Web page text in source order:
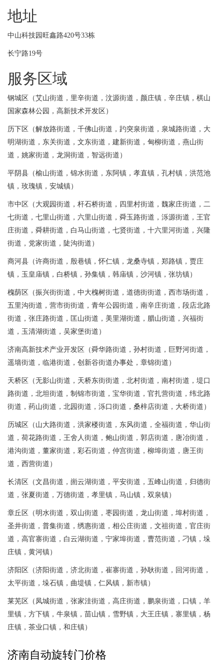
地址
中山科技园旺鑫路420号33栋
长宁路19号
服务区域
钢城区（艾山街道，里辛街道，汶源街道，颜庄镇，辛庄镇，棋山
国家森林公园，高新技术开发区）
历下区（解放路街道，千佛山街道，趵突泉街道，泉城路街道，大
明湖街道，东关街道，文东街道，建新街道，甸柳街道，燕山街
道，姚家街道，龙洞街道，智远街道）
平阴县（榆山街道，锦水街道，东阿镇，孝直镇，孔村镇，洪范池
镇，玫瑰镇，安城镇）
市中区（大观园街道，杆石桥街道，四里村街道，魏家庄街道，二
七街道，七里山街道，六里山街道，舜玉路街道，泺源街道，王官
庄街道，舜耕街道，白马山街道，七贤街道，十六里河街道，兴隆
街道，党家街道，陡沟街道）
商河县（许商街道，殷巷镇，怀仁镇，龙桑寺镇，郑路镇，贾庄
镇，玉皇庙镇，白桥镇，孙集镇，韩庙镇，沙河镇，张坊镇）
槐荫区（振兴街街道，中大槐树街道，道德街街道，西市场街道，
五里沟街道，营市街街道，青年公园街道，南辛庄街道，段店北路
街道，张庄路街道，匡山街道，美里湖街道，腊山街道，兴福街
道，玉清湖街道，吴家堡街道）
济南高新技术产业开发区（舜华路街道，孙村街道，巨野河街道，
遥墙街道，临港街道，创新谷街道办事处，章锦街道）
天桥区（无影山街道，天桥东街街道，北村街道，南村街道，堤口
路街道，北坦街道，制锦市街道，宝华街道，官扎营街道，纬北路
街道，药山街道，北园街道，泺口街道，桑梓店街道，大桥街道）
历城区（山大路街道，洪家楼街道，东风街道，全福街道，华山街
道，荷花路街道，王舍人街道，鲍山街道，郭店街道，唐冶街道，
港沟街道，董家街道，彩石街道，仲宫街道，柳埠街道，唐王街
道，西营街道）
长清区（文昌街道，崮云湖街道，平安街道，五峰山街道，归德街
道，张夏街道，万德街道，孝里镇，马山镇，双泉镇）
章丘区（明水街道，双山街道，枣园街道，龙山街道，埠村街道，
圣井街道，普集街道，绣惠街道，相公庄街道，文祖街道，官庄街
道，高官寨街道，白云湖街道，宁家埠街道，曹范街道，刁镇，垛
庄镇，黄河镇）
济阳区（济阳街道，济北街道，崔寨街道，孙耿街道，回河街道，
太平街道，垛石镇，曲堤镇，仁风镇，新市镇）
莱芜区（凤城街道，张家洼街道，高庄街道，鹏泉街道，口镇，羊
里镇，方下镇，牛泉镇，苗山镇，雪野镇，大王庄镇，寨里镇，杨
庄镇，茶业口镇，和庄镇）
济南自动旋转门价格